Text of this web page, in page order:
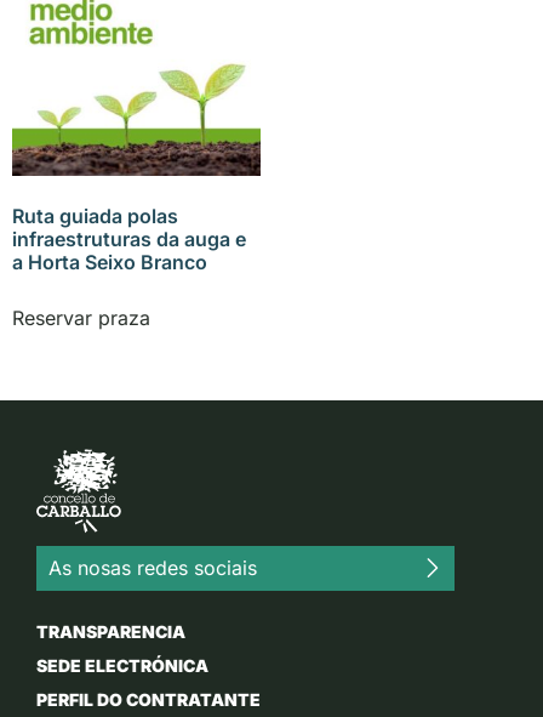
Ruta guiada polas
infraestruturas da auga e
a Horta Seixo Branco
Reservar praza
As nosas redes sociais
TRANSPARENCIA
SEDE ELECTRÓNICA
PERFIL DO CONTRATANTE